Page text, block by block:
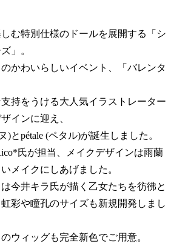
む特別仕様のドールを展開する「シ
」。
かわいらしいイベント、「バレンタ
持をうける大人気イラストレーター
インに迎え、
)とpétale (ペタル)が誕生しました。
氏が担当、メイクデザインは雨蘭
メイクにしあげました。
今井キラ氏が描く乙女たちを彷彿と
彩や瞳孔のサイズも新規開発しまし
ウィッグも完全新色でご用意。